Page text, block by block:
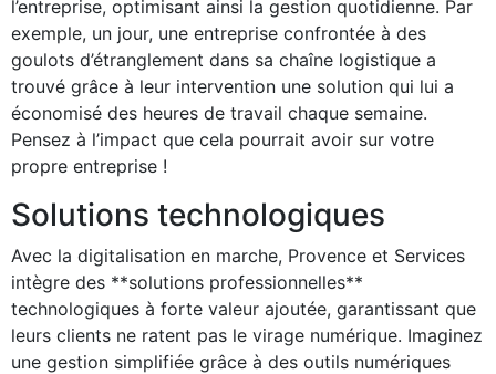
l’entreprise, optimisant ainsi la gestion quotidienne. Par
exemple, un jour, une entreprise confrontée à des
goulots d’étranglement dans sa chaîne logistique a
trouvé grâce à leur intervention une solution qui lui a
économisé des heures de travail chaque semaine.
Pensez à l’impact que cela pourrait avoir sur votre
propre entreprise !
Solutions technologiques
Avec la digitalisation en marche, Provence et Services
intègre des **solutions professionnelles**
technologiques à forte valeur ajoutée, garantissant que
leurs clients ne ratent pas le virage numérique. Imaginez
une gestion simplifiée grâce à des outils numériques